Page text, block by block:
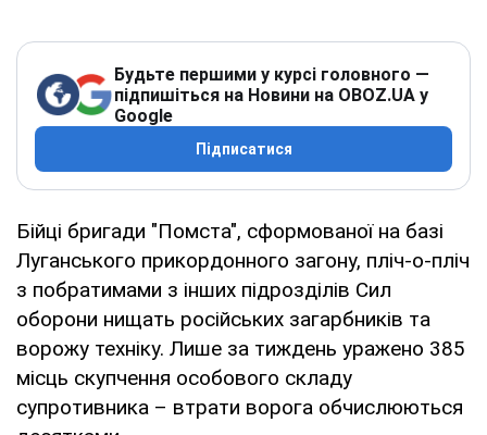
Будьте першими у курсі головного —
підпишіться на Новини на OBOZ.UA у
Google
Підписатися
Бійці бригади "Помста", сформованої на базі
Луганського прикордонного загону, пліч-о-пліч
з побратимами з інших підрозділів Сил
оборони нищать російських загарбників та
ворожу техніку. Лише за тиждень уражено 385
місць скупчення особового складу
супротивника – втрати ворога обчислюються